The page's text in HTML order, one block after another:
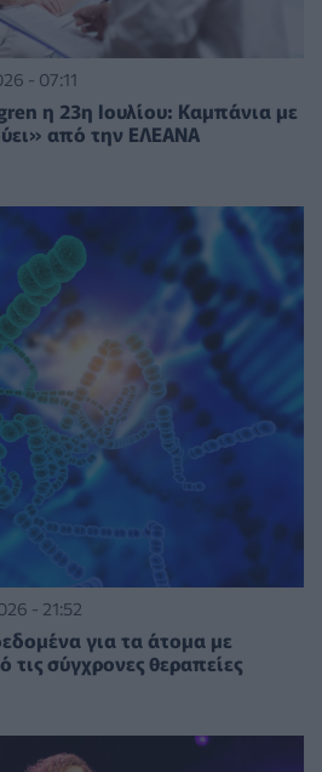
- 07:11
η 23η Ιουλίου: Καμπάνια με
από την ΕΛΕΑΝΑ
- 21:52
για τα άτομα με
σύγχρονες θεραπείες